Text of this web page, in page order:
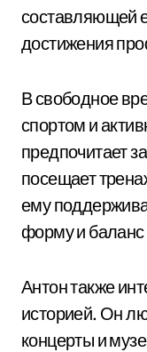
составляющей
достижения
В свободное
спортом и
предпочитает
посещает
ему
форму и баланс
Антон также
историей. Он
концерты и